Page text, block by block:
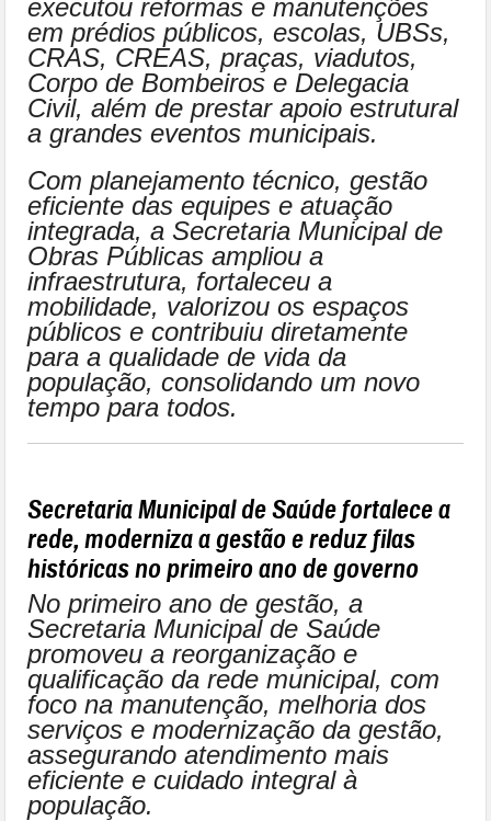
executou reformas e manutenções
em prédios públicos, escolas, UBSs,
CRAS, CREAS, praças, viadutos,
Corpo de Bombeiros e Delegacia
Civil, além de prestar apoio estrutural
a grandes eventos municipais.
Com planejamento técnico, gestão
eficiente das equipes e atuação
integrada, a Secretaria Municipal de
Obras Públicas ampliou a
infraestrutura, fortaleceu a
mobilidade, valorizou os espaços
públicos e contribuiu diretamente
para a qualidade de vida da
população, consolidando um novo
tempo para todos.
Secretaria Municipal de Saúde fortalece a
rede, moderniza a gestão e reduz filas
históricas no primeiro ano de governo
No primeiro ano de gestão, a
Secretaria Municipal de Saúde
promoveu a reorganização e
qualificação da rede municipal, com
foco na manutenção, melhoria dos
serviços e modernização da gestão,
assegurando atendimento mais
eficiente e cuidado integral à
população.